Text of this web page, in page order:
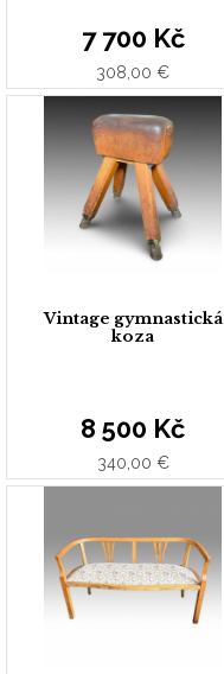
7 700 Kč
308,00 €
Vintage gymnastická
koza
8 500 Kč
340,00 €